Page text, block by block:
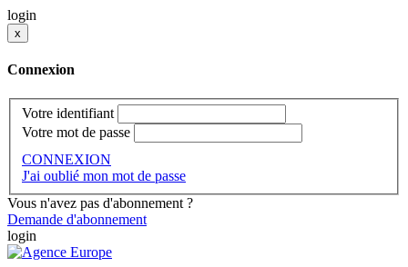
login
x
Connexion
Votre identifiant
Votre mot de passe
CONNEXION
J'ai oublié mon mot de passe
Vous n'avez pas d'abonnement ?
Demande d'abonnement
login